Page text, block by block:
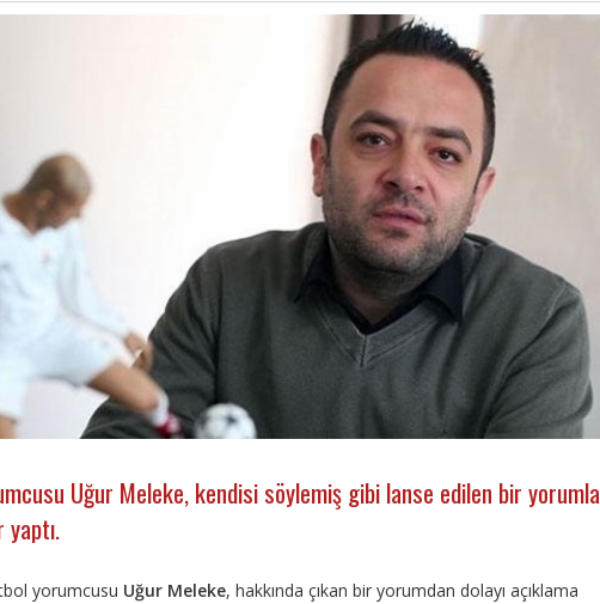
Uğur Meleke, kendisi söylemiş gibi lanse edilen bir yorumla
yorumcusu Uğur Meleke, hakkında çıkan bir yorumdan dolayı açıklama